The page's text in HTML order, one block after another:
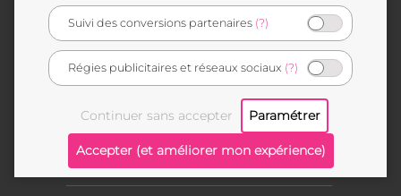
Nouveautés
Collections Jardindeco
Conseils décoration & jardin
BESOIN D'AIDE ?
Suivi des conversions partenaires (?)
Régies publicitaires et réseaux sociaux (?)